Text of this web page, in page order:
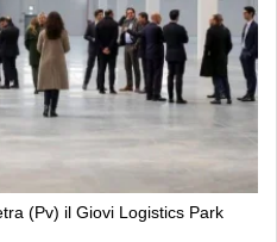
(Pv) il Giovi Logistics Park